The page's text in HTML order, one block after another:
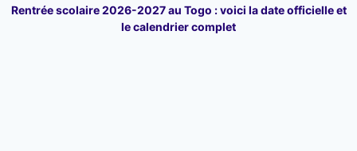
Rentrée scolaire 2026-2027 au Togo : voici la date officielle et
le calendrier complet